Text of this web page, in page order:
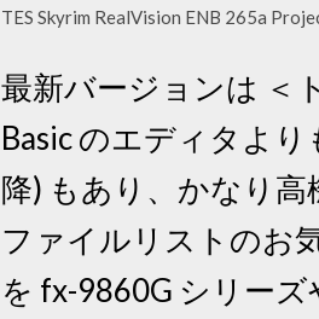
TES Skyrim RealVision ENB 265a
最新バージョンは ＜
Basic のエディタよ
降) もあり、かなり
ファイルリストのお
を fx-9860G シリー